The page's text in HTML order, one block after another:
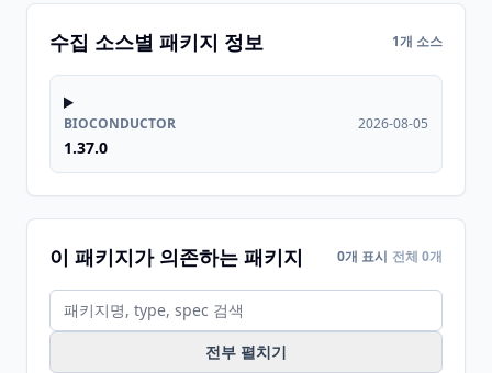
수집 소스별 패키지 정보 1개 소스
BIOCONDUCTOR
1.37.0
2026-08-05
이 패키지가 의존하는 패키지 0개 표시 전체 0개
전부 펼치기